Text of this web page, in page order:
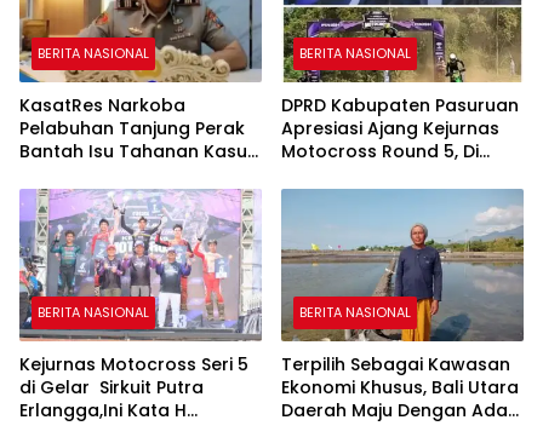
BERITA NASIONAL
KasatRes Narkoba
Pelabuhan Tanjung Perak
Bantah Isu Tahanan Kasus
BERITA NASIONAL
DPRD Kabupaten Pasuruan
Apresiasi Ajang Kejurnas
Motocross Round 5, Di
Atlit Berprestasi.
BERITA NASIONAL
Kejurnas Motocross Seri 5
di Gelar Sirkuit Putra
Erlangga,Ini Kata H
BERITA NASIONAL
Terpilih Sebagai Kawasan
Ekonomi Khusus, Bali Utara
Daerah Maju Dengan Adat